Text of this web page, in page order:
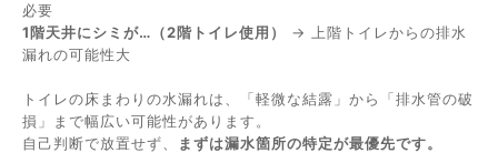
必要
1階天井にシミが…（2階トイレ使用）
→ 上階トイレからの排水
漏れの可能性大
トイレの床まわりの水漏れは、「軽微な結露」から「排水管の破
損」まで幅広い可能性があります。
自己判断で放置せず、
まずは漏水箇所の特定が最優先です。